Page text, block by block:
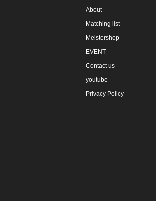
About
Matching list
Meistershop
EVENT
Contact us
youtube
Privacy Policy